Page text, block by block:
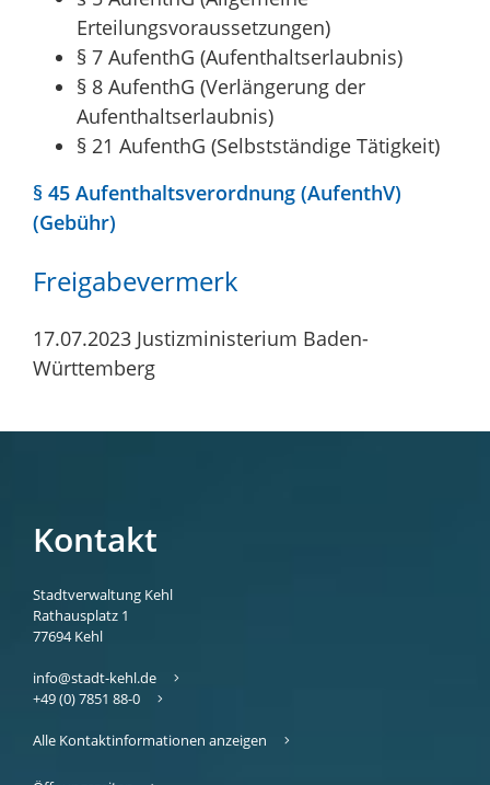
Erteilungsvoraussetzungen)
§ 7 AufenthG (Aufenthaltserlaubnis)
§ 8 AufenthG (Verlängerung der
Aufenthaltserlaubnis)
§ 21 AufenthG (Selbstständige Tätigkeit)
§ 45 Aufenthaltsverordnung (AufenthV)
(Gebühr)
Freigabevermerk
17.07.2023 Justizministerium Baden-
Württemberg
Kontakt
Stadtverwaltung Kehl
Rathausplatz 1
77694 Kehl
info@stadt-kehl.de
+49 (0) 7851 88-0
Alle Kontaktinformationen anzeigen